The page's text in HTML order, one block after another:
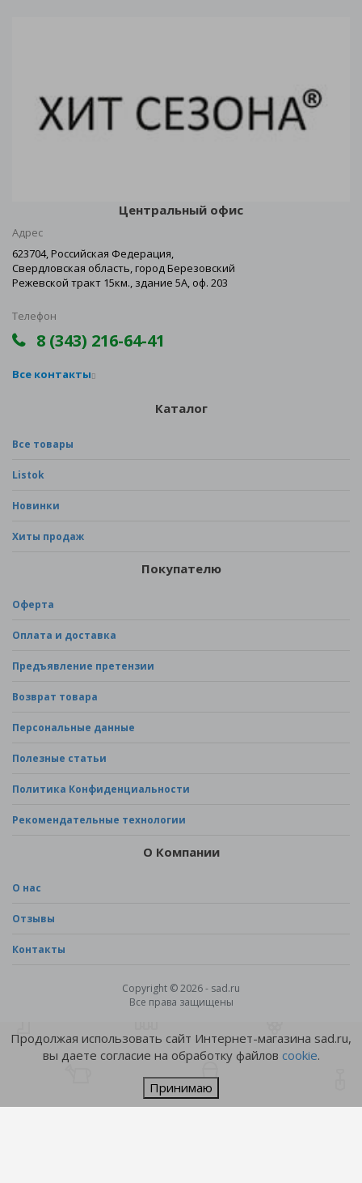
Центральный офис
Адрес
623704, Российская Федерация,
Свердловская область, город Березовский
Режевской тракт 15км., здание 5А, оф. 203
Телефон
8 (343) 216-64-41
Все контакты
Каталог
Все товары
Listok
Новинки
Хиты продаж
Покупателю
Оферта
Оплата и доставка
Предъявление претензии
Возврат товара
Персональные данные
Полезные статьи
Политика Конфиденциальности
Рекомендательные технологии
О Компании
О нас
Отзывы
Контакты
Copyright © 2026 - sad.ru
Все права защищены
Продолжая использовать сайт Интернет-магазина sad.ru,
вы даете согласие на обработку файлов cookie.
Принимаю